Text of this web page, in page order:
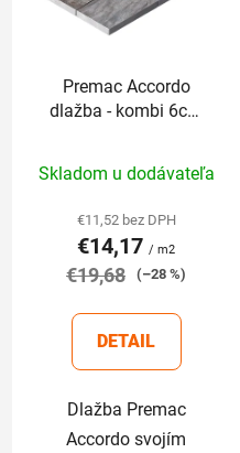
Premac Accordo
dlažba - kombi 6cm
hodnotenie
produktu
je
5,0
5
hviezdičiek.
Skladom u dodávateľa
€11,52 bez DPH
€14,17 / m2
€19,68 (–28 %)
DETAIL
Dlažba Premac
Accordo svojím